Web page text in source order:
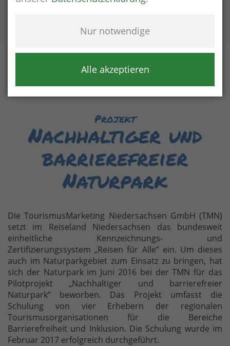
Projekt
Nachhaltiger und
barrierefreier
Naturpark
Die TourismusMarketing Niedersachsen GmbH (TMN)
setzt im Reiseland Niedersachsen das bundesweit
einheitliche Kennzeichnungs- und
Zertifizierungssystem „Reisen für Alle“ ein. Um dieses
auch im Naturparkgebiet zum Einsatz zu bringen, hat
sich der Naturpark im Juni 2016 bei der TMN für das
Pilotprojekt „Nachhaltiger und barrierefreier
Naturpark“ beworben. Das Projekt umfasst die
Schulung von vier Erhebern der regionalen
Tourismusorganisationen für die Bereiche
Barrierefreiheit und Inklusion. Die Schulung wurde im
Februar 2017 erfolgreich durchgeführt.
Nur notwendige
Alle akzeptieren